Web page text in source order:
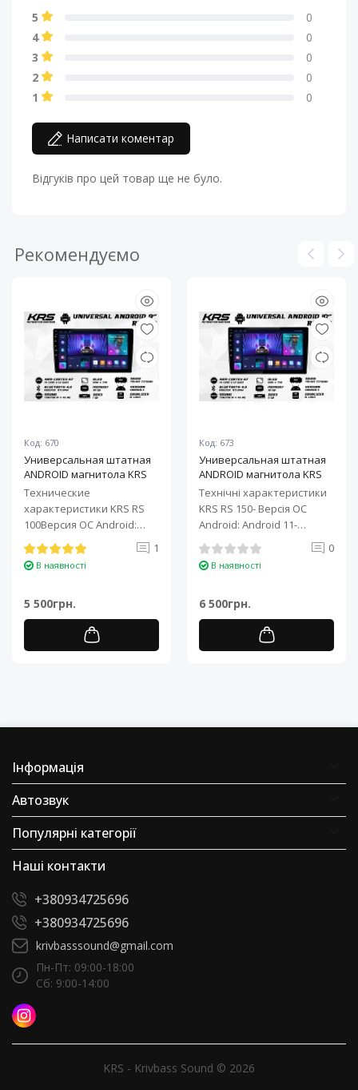
5
0
4
0
3
0
2
0
1
0
Написати коментар
Відгуків про цей товар ще не було.
Рекомендуємо
Код: 670
Универсальная штатная
ANDROID магнитола KRS
RS 100 9" 1/32 GB
Технические
характеристики KRS RS
100Версия ОС Android:
Android 11Процессор: 4-
ядерный ARM Cortex-A7..
1
В наявності
5 500грн.
Код: 673
Универсальная штатная
ANDROID магнитола KRS
RS 150 10" 2/32 GB
Технічні характеристики
KRS RS 150- Версія ОС
Android: Android 11-
Процесор: 4-ядерний ARM
Cortex-A7..
0
В наявності
6 500грн.
Інформація
Автозвук
Популярні категорії
Наші контакти
+380934725696
+380934725696
krivbasssound@gmail.com
Пн-Пт: 09:00-18:00
Сб: 9:00-14:00
KRS - Krivbass Sound © 2026